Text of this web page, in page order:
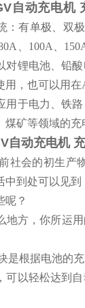
自动充电机
：有单极、双
、100A、
对锂电池、铅
用，也可以用
用于电力、铁路
矿等领域的充
自动充电机
社会的初生产
中到处可以见
呢？
方，你所运用
根据电池的充
可以轻松达到